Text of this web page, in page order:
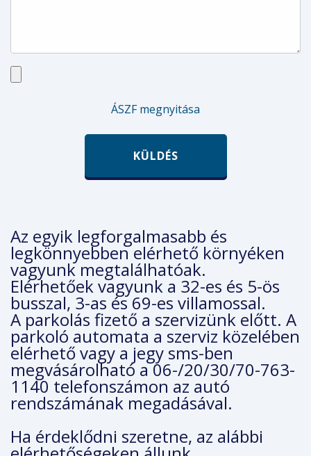
ÁSZF megnyitása
KÜLDÉS
Az egyik legforgalmasabb és
legkönnyebben elérhető környéken
vagyunk megtalálhatóak.
Elérhetőek vagyunk a 32-es és 5-ös
busszal, 3-as és 69-es villamossal.
A parkolás fizető a szervizünk előtt. A
parkoló automata a szerviz közelében
elérhető vagy a jegy sms-ben
megvásárolható a 06-/20/30/70-763-
1140 telefonszámon az autó
rendszámának megadásával.
Ha érdeklődni szeretne, az alábbi